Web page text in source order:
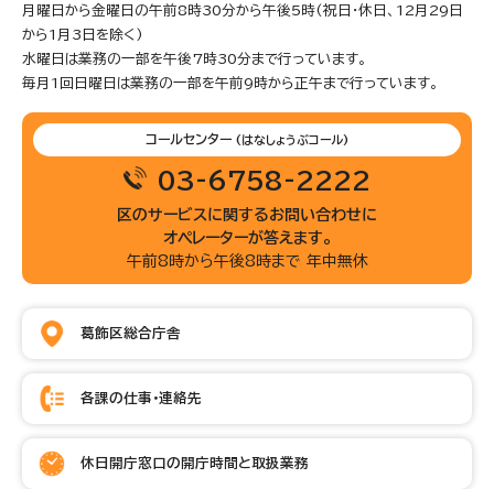
月曜日から金曜日の午前8時30分から午後5時(祝日・休日、12月29日
から1月3日を除く)
水曜日は業務の一部を午後7時30分まで行っています。
毎月1回日曜日は業務の一部を午前9時から正午まで行っています。
コールセンター (はなしょうぶコール)
03-6758-2222
区のサービスに関するお問い合わせに
オペレーターが答えます。
午前8時から午後8時まで 年中無休
葛飾区総合庁舎
各課の仕事・連絡先
休日開庁窓口の開庁時間と取扱業務